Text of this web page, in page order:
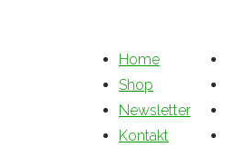
Home
Shop
Newsletter
Kontakt